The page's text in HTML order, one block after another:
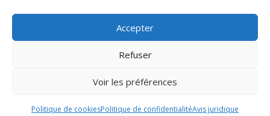
Accepter
Refuser
Voir les préférences
Politique de cookiesPolitique de confidentialitéAvis juridique
correspondants pour l’industrie offshore et le
secteur hospitalier.
Parque Empresarial L’Horta Vella, Calle 4, 4, 46117